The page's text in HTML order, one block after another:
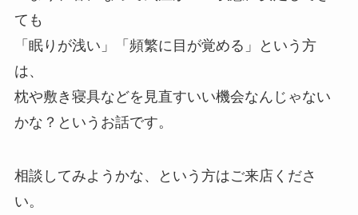
ても
「眠りが浅い」「頻繁に目が覚める」という方
は、
枕や敷き寝具などを見直すいい機会なんじゃない
かな？というお話です。
相談してみようかな、という方はご来店くださ
い。